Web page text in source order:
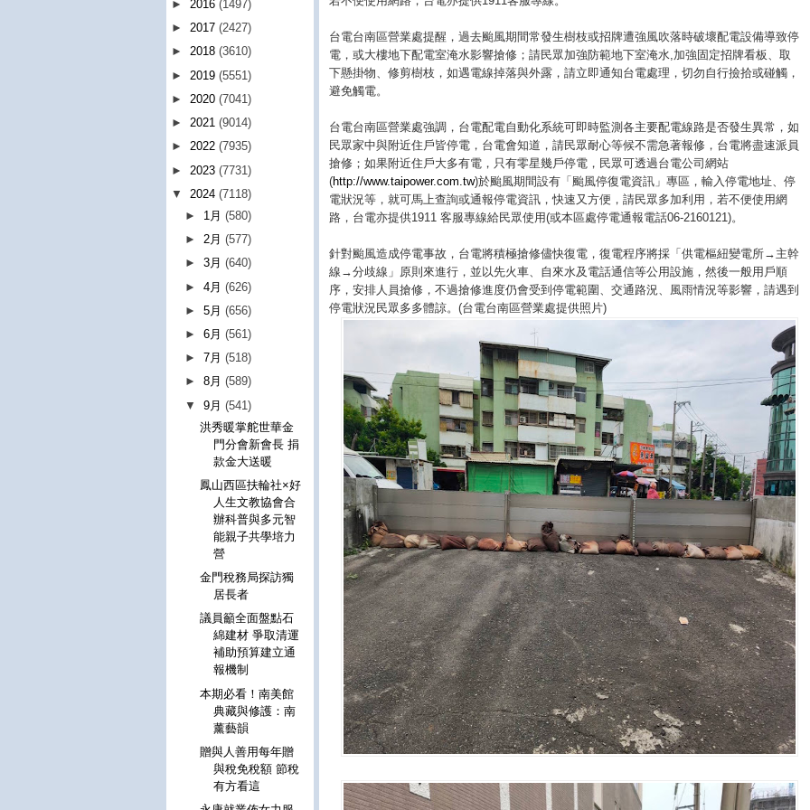
台電台南區營業處提醒，過去颱風期間常發生樹枝或招牌遭強風吹落時破壞配電設備導致停
電，或大樓地下配電室淹水影響搶修；請民眾加強防範地下室淹水,加強固定招牌看板、取
下懸掛物、修剪樹枝，如遇電線掉落與外露，請立即通知台電處理，切勿自行撿拾或碰觸，
避免觸電。
台電台南區營業處強調，台電配電自動化系統可即時監測各主要配電線路是否發生異常，如
民眾家中與附近住戶皆停電，台電會知道，請民眾耐心等候不需急著報修，台電將盡速派員
搶修；如果附近住戶大多有電，只有零星幾戶停電，民眾可透過台電公司網站
(http://www.taipower.com.tw)於颱風期間設有「颱風停復電資訊」專區，輸入停電地址、停
電狀況等，就可馬上查詢或通報停電資訊，快速又方便，請民眾多加利用，若不便使用網
路，台電亦提供1911 客服專線給民眾使用(或本區處停電通報電話06-2160121)。
針對颱風造成停電事故，台電將積極搶修儘快復電，復電程序將採「供電樞紐變電所→主幹
線→分歧線」原則來進行，並以先火車、自來水及電話通信等公用設施，然後一般用戶順
序，安排人員搶修，不過搶修進度仍會受到停電範圍、交通路況、風雨情況等影響，請遇到
停電狀況民眾多多體諒。(台電台南區營業處提供照片)
► 2016 (1497)
► 2017 (2427)
► 2018 (3610)
► 2019 (5551)
► 2020 (7041)
► 2021 (9014)
► 2022 (7935)
► 2023 (7731)
▼ 2024 (7118)
► 1月(580)
►2月(577)
►3月(640)
►4月(626)
►5月(656)
►6月(561)
►7月(518)
►8月(589)
▼9月(541)
洪秀暖掌舵世華金
門分會新會長 捐
款金大送暖
鳳山西區扶輪社×好
人生文教協會合
辦科普與多元智
能親子共學培力
營
金門稅務局探訪獨
居長者
議員籲全面盤點石
綿建材 爭取清運
補助預算建立通
報機制
本期必看！南美館
典藏與修護：南
薰藝韻
贈與人善用每年贈
與稅免稅額 節稅
有方看這